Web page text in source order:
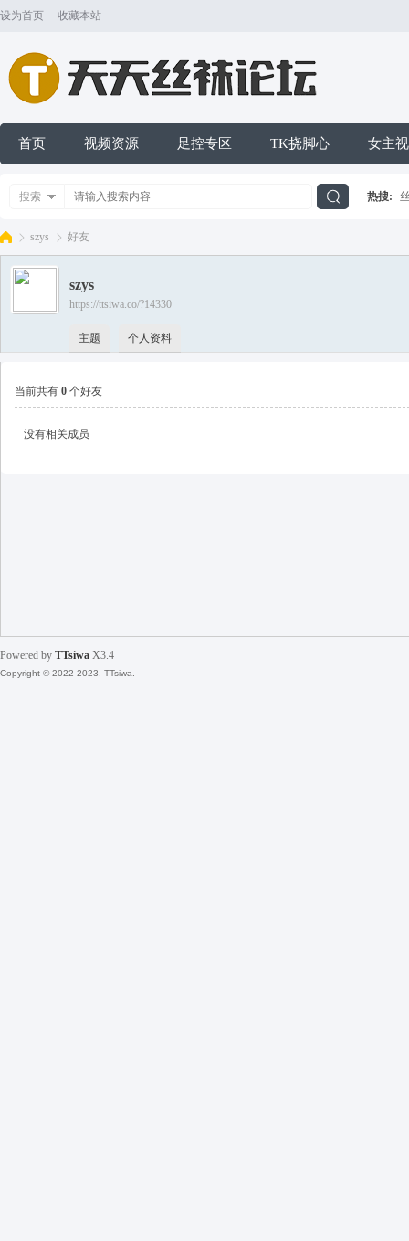
设为首页 收藏本站
首页 视频资源 足控专区 TK挠脚心 女主
搜索 热搜:
›
szys
›
好友
szys
https://ttsiwa.co/?14330
主题 个人资料
当前共有 0 个好友
没有相关成员
Powered by TTsiwa X3.4
Copyright © 2022-2023, TTsiwa.